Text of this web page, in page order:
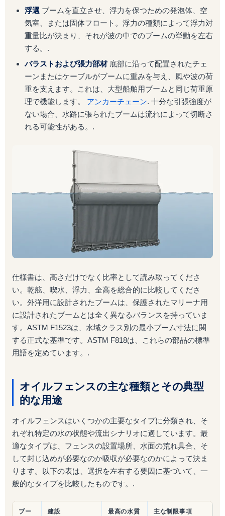
浮選 ブームを直立させ、浮力を保つための発泡体、空
気室、または固体フロート。浮力の種類によって浮力対
重量比が決まり、それが波の中でのブームの挙動を左右
する。.
バラストおよび張力部材底部に沿って配置されたチェ
ーンまたはケーブルがブームに重みを与え、風や波の荷
重を支えます。これは、大型船舶用ブームと同じ荷重原
理で機能します。 アンカーチェーン. 十分な引張強度が
ない場合、水路に張られたブームは流れによって切断さ
れる可能性がある。.
仕様書は、高さだけでなく比率として読み取ってくださ
い。乾舷、喫水、浮力、全高を総合的に比較してくださ
い。外洋用に設計されたブームは、保護されたマリーナ用
に設計されたブームとは全く異なるバランスを持っていま
す。ASTM F1523は、水域クラス別の最小ブーム寸法に関
する正式な基準です。ASTM F818は、これらの部品の標準
用語を定めています。.
オイルフェンスの主な種類とその典型
的な用途
オイルフェンスはいくつかの主要なタイプに分類され、そ
れぞれ特定の水の状態や流出シナリオに適しています。最
適なタイプは、フェンスの設置場所、水面の荒れ具合、そ
して封じ込めが必要なのか吸収が必要なのかによって決ま
ります。以下の表は、選択を左右する要因に基づいて、一
般的なタイプを比較したものです。.
ブー
建設 最高の水質 主な制限事項